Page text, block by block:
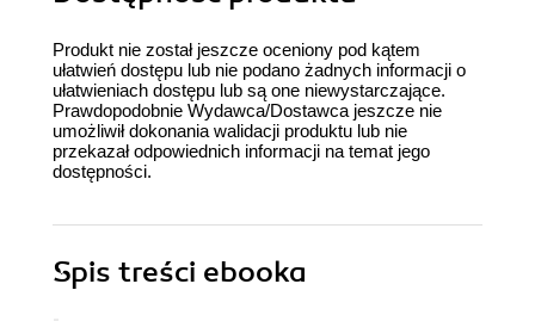
Produkt nie został jeszcze oceniony pod kątem
ułatwień dostępu lub nie podano żadnych informacji o
ułatwieniach dostępu lub są one niewystarczające.
Prawdopodobnie Wydawca/Dostawca jeszcze nie
umożliwił dokonania walidacji produktu lub nie
przekazał odpowiednich informacji na temat jego
dostępności.
Spis treści ebooka